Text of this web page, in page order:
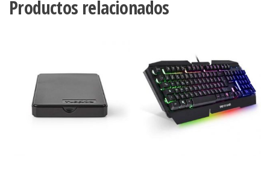
Productos relacionados